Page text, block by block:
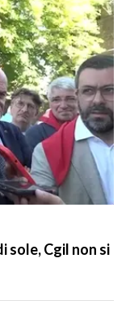
sole, Cgil non si